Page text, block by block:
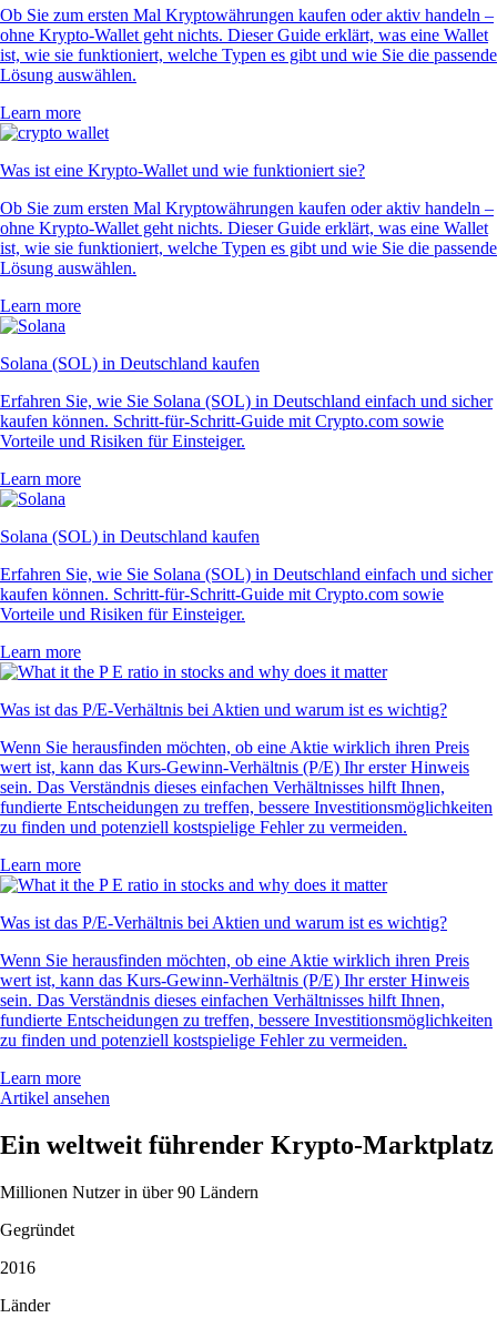
Ob Sie zum ersten Mal Kryptowährungen kaufen oder aktiv handeln –
ohne Krypto-Wallet geht nichts. Dieser Guide erklärt, was eine Wallet
ist, wie sie funktioniert, welche Typen es gibt und wie Sie die passende
Lösung auswählen.
Learn more
Was ist eine Krypto-Wallet und wie funktioniert sie?
Ob Sie zum ersten Mal Kryptowährungen kaufen oder aktiv handeln –
ohne Krypto-Wallet geht nichts. Dieser Guide erklärt, was eine Wallet
ist, wie sie funktioniert, welche Typen es gibt und wie Sie die passende
Lösung auswählen.
Learn more
Solana (SOL) in Deutschland kaufen
Erfahren Sie, wie Sie Solana (SOL) in Deutschland einfach und sicher
kaufen können. Schritt-für-Schritt-Guide mit Crypto.com sowie
Vorteile und Risiken für Einsteiger.
Learn more
Solana (SOL) in Deutschland kaufen
Erfahren Sie, wie Sie Solana (SOL) in Deutschland einfach und sicher
kaufen können. Schritt-für-Schritt-Guide mit Crypto.com sowie
Vorteile und Risiken für Einsteiger.
Learn more
Was ist das P/E-Verhältnis bei Aktien und warum ist es wichtig?
Wenn Sie herausfinden möchten, ob eine Aktie wirklich ihren Preis
wert ist, kann das Kurs-Gewinn-Verhältnis (P/E) Ihr erster Hinweis
sein. Das Verständnis dieses einfachen Verhältnisses hilft Ihnen,
fundierte Entscheidungen zu treffen, bessere Investitionsmöglichkeiten
zu finden und potenziell kostspielige Fehler zu vermeiden.
Learn more
Was ist das P/E-Verhältnis bei Aktien und warum ist es wichtig?
Wenn Sie herausfinden möchten, ob eine Aktie wirklich ihren Preis
wert ist, kann das Kurs-Gewinn-Verhältnis (P/E) Ihr erster Hinweis
sein. Das Verständnis dieses einfachen Verhältnisses hilft Ihnen,
fundierte Entscheidungen zu treffen, bessere Investitionsmöglichkeiten
zu finden und potenziell kostspielige Fehler zu vermeiden.
Learn more
Artikel ansehen
Ein weltweit führender Krypto-Marktplatz
Millionen Nutzer in über 90 Ländern
Gegründet
2016
Länder